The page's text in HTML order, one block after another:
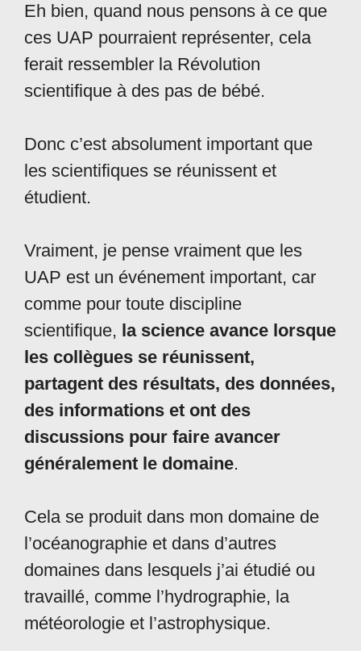
Eh bien, quand nous pensons à ce que
ces UAP pourraient représenter, cela
ferait ressembler la Révolution
scientifique à des pas de bébé.
Donc c’est absolument important que
les scientifiques se réunissent et
étudient.
Vraiment, je pense vraiment que les
UAP est un événement important, car
comme pour toute discipline
scientifique, la science avance lorsque
les collègues se réunissent,
partagent des résultats, des données,
des informations et ont des
discussions pour faire avancer
généralement le domaine.
Cela se produit dans mon domaine de
l’océanographie et dans d’autres
domaines dans lesquels j’ai étudié ou
travaillé, comme l’hydrographie, la
météorologie et l’astrophysique.